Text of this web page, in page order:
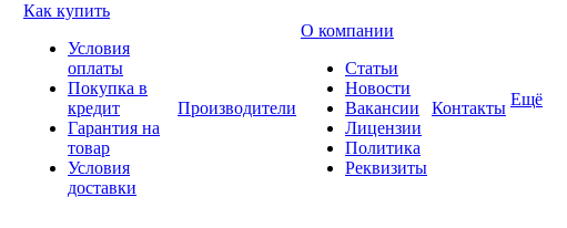
Как купить
Условия
оплаты
Покупка в
кредит
Гарантия на
товар
Условия
доставки
Производители
О компании
Статьи
Новости
Вакансии
Лицензии
Политика
Реквизиты
Контакты Ещё